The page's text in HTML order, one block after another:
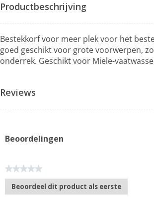
Productbeschrijving
Bestekkorf voor meer plek voor het
goed geschikt voor grote voorwerpen,
onderrek. Geschikt voor Miele-
Reviews
Beoordelingen
★★★★★
Geen
scorewaarde
Beoordeel dit product als eerste
.